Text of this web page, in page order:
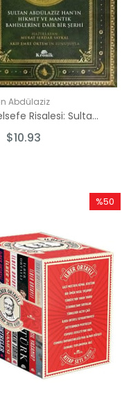
Abdülaziz
Bir Felsefe Risalesi: Sultan Abdülaziz Han'ın Hikmet ve Mantık Bahislerine Dair Bir Şerhi
$10.93
%50